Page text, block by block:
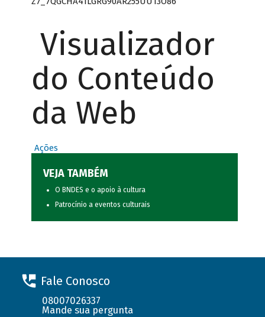
Visualizador
do Conteúdo
da Web
Ações
VEJA TAMBÉM
O BNDES e o apoio à cultura
Patrocínio a eventos culturais
Fale Conosco
08007026337
Mande sua pergunta